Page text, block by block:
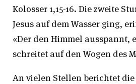
Kolosser 1,15-16. Die zweite
Jesus auf dem Wasser ging,
«Der den Himmel ausspannt,
schreitet auf den Wogen des
An vielen Stellen berichtet